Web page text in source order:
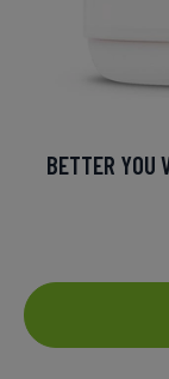
BETTER YOU